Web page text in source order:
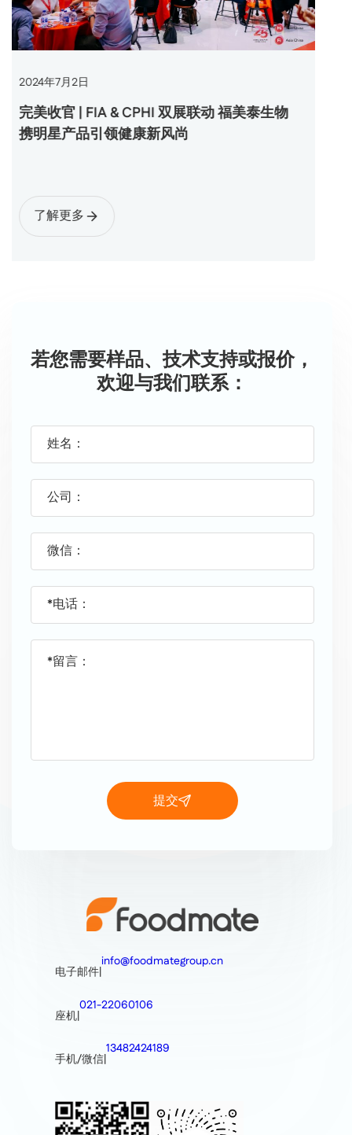
年7月2日
美收官 | FIA & CPHI 双展联动 福美泰生物
明星产品引领健康新风尚
了解更多
若您需要样品、技术支持或报价，
欢迎与我们联系：
姓名：
公司：
微信：
*电话：
*留言：
提交
电子邮件|
info@foodmategroup.cn
座机|
021-22060106
手机/微信|
13482424189